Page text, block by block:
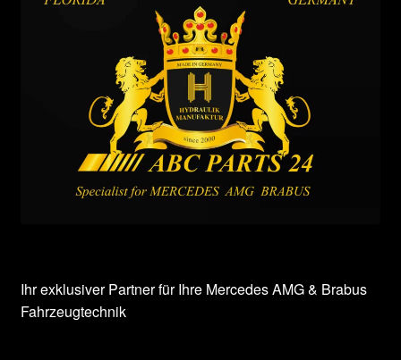
Ihr exklusiver Partner für Ihre Mercedes AMG & Brabus
Fahrzeugtechnik